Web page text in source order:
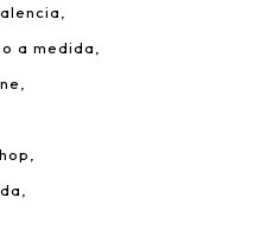
a medida